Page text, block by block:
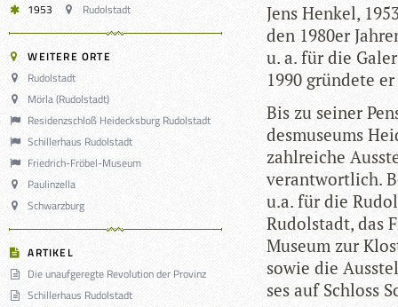
1953 Rudolstadt
WEITERE ORTE
Rudolstadt
Mörla (Rudolstadt)
Residenzschloß Heidecksburg Rudolstadt
Schillerhaus Rudolstadt
Friedrich-Fröbel-Museum
Paulinzella
Schwarzburg
ARTIKEL
Die unaufgeregte Revolution der Provinz
Schillerhaus Rudolstadt
Jens Hen­kel,
den 1980er
u. a. für die
1990 grün­dete
Bis zu sei­ner
des­mu­se­ums
zahl­rei­che
ver­ant­wort­lich.
u.a. für die
Rudol­stadt, das
Museum zur
sowie die
ses auf Schloss